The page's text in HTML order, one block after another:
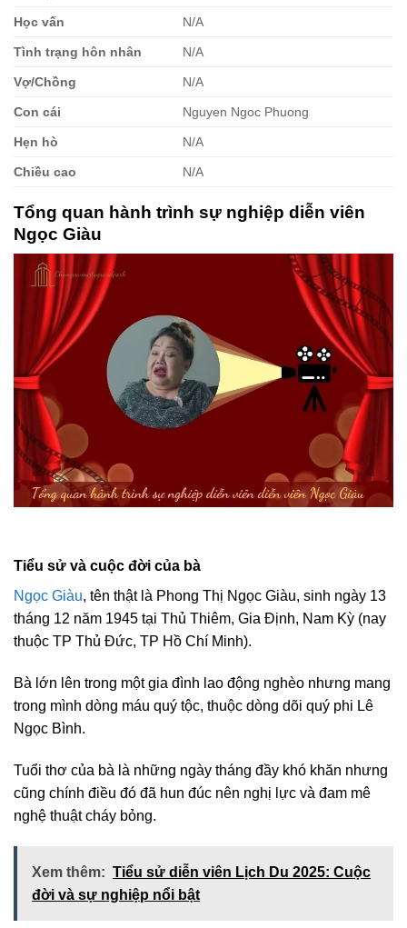
Học vấn N/A
Tình trạng hôn nhân N/A
Vợ/Chồng N/A
Con cái Nguyen Ngoc Phuong
Hẹn hò N/A
Chiều cao N/A
Tổng quan hành trình sự nghiệp diễn viên
Ngọc Giàu
Tiểu sử và cuộc đời của bà
Ngọc Giàu, tên thật là Phong Thị Ngọc Giàu, sinh ngày 13
tháng 12 năm 1945 tại Thủ Thiêm, Gia Định, Nam Kỳ (nay
thuộc TP Thủ Đức, TP Hồ Chí Minh).
Bà lớn lên trong một gia đình lao động nghèo nhưng mang
trong mình dòng máu quý tộc, thuộc dòng dõi quý phi Lê
Ngọc Bình.
Tuổi thơ của bà là những ngày tháng đầy khó khăn nhưng
cũng chính điều đó đã hun đúc nên nghị lực và đam mê
nghệ thuật cháy bỏng.
Xem thêm: Tiểu sử diễn viên Lịch Du 2025: Cuộc
đời và sự nghiệp nổi bật